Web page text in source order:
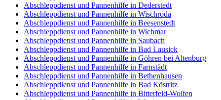
Abschleppdienst und Pannenhilfe in Dederstedt
Abschleppdienst und Pannenhilfe in Wischroda
Abschleppdienst und Pannenhilfe in Beesenstedt
Abschleppdienst und Pannenhilfe in Wichmar
Abschleppdienst und Pannenhilfe in Saubach
Abschleppdienst und Pannenhilfe in Bad Lausick
Abschleppdienst und Pannenhilfe in Göhren bei Altenburg
Abschleppdienst und Pannenhilfe in Farnstädt
Abschleppdienst und Pannenhilfe in Bethenhausen
Abschleppdienst und Pannenhilfe in Bad Köstritz
Abschleppdienst und Pannenhilfe in Bitterfeld-Wolfen